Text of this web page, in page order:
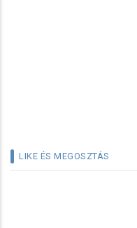
LIKE ÉS MEGOSZTÁS